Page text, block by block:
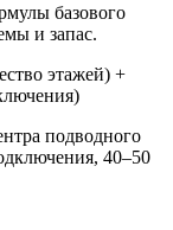
базового
и запас.
этажей) +
подводного
40–50